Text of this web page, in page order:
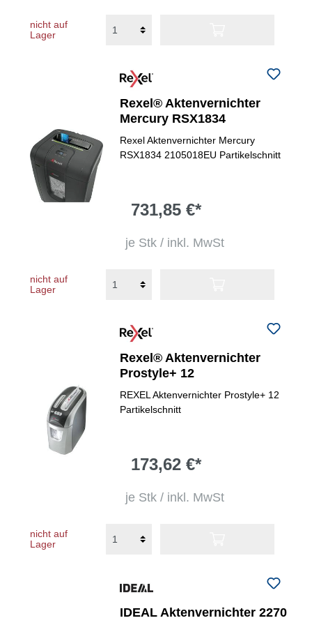
nicht auf
Lager
Rexel® Aktenvernichter
Mercury RSX1834
Rexel Aktenvernichter Mercury
RSX1834 2105018EU Partikelschnitt
731,85 €*
je Stk / inkl. MwSt
nicht auf
Lager
Rexel® Aktenvernichter
Prostyle+ 12
REXEL Aktenvernichter Prostyle+ 12
Partikelschnitt
173,62 €*
je Stk / inkl. MwSt
nicht auf
Lager
IDEAL Aktenvernichter 2270